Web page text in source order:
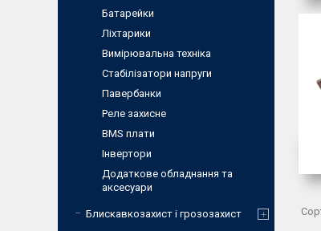
Батарейки
Ліхтарики
Вимірювальна техніка
Стабілізатори напруги
Павербанки
Реле захисне
BMS плати
Інвертори
Додаткове обладнання та
аксесуари
Блискавкозахист і грозозахист